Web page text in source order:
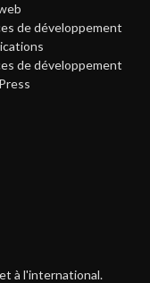
de développement
de développement
à l'international.